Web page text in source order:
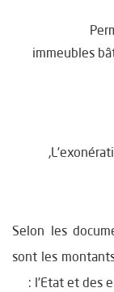
immeubles
Selon les
sont les
l’Etat et des